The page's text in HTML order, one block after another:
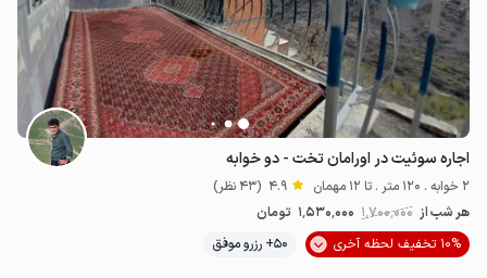
اجاره سوئیت در اورامان تخت - دو خوابه
2 خوابه . 120 متر . تا 12 مهمان 4.9 (43 نظر)
هر شب از 1٬700٬000 1٬530٬000 تومان
10% تخفیف لحظه آخری
50+ رزرو موفق